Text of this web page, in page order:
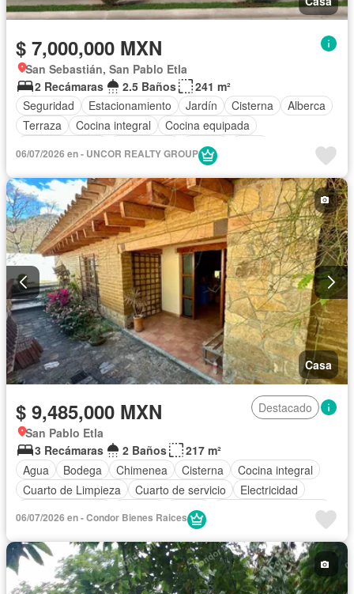
$ 7,000,000 MXN
San Sebastián, San Pablo Etla
2 Recámaras
2.5 Baños
241 m²
Seguridad
Estacionamiento Jardín Cisterna
Alberca
Terraza
Cocina integral
Cocina equipada
Azotea
Vista panorámica
Recámara con closet
Caseta de vigilancia
06/07/2026 en - UNCOR REALTY GROUP
Casa
$ 9,485,000 MXN
Destacado
San Pablo Etla
3 Recámaras
2 Baños
217 m²
Agua
Bodega Chimenea Cisterna
Cocina integral
Cuarto de Limpieza
Cuarto de servicio
Electricidad
Jardín
Recámara con closet
Zonas verdes Sin amueblar
06/07/2026 en - Condor Bienes Raices